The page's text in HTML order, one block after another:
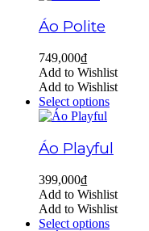
Áo Polite
749,000₫
Add to Wishlist
Add to Wishlist
Select options
Áo Playful
399,000₫
Add to Wishlist
Add to Wishlist
Select options